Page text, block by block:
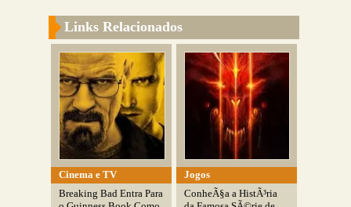
Links Relacionados
Cinema e TV
Breaking Bad Entra Para
Jogos
ConheÃ§a a HistÃ³ria